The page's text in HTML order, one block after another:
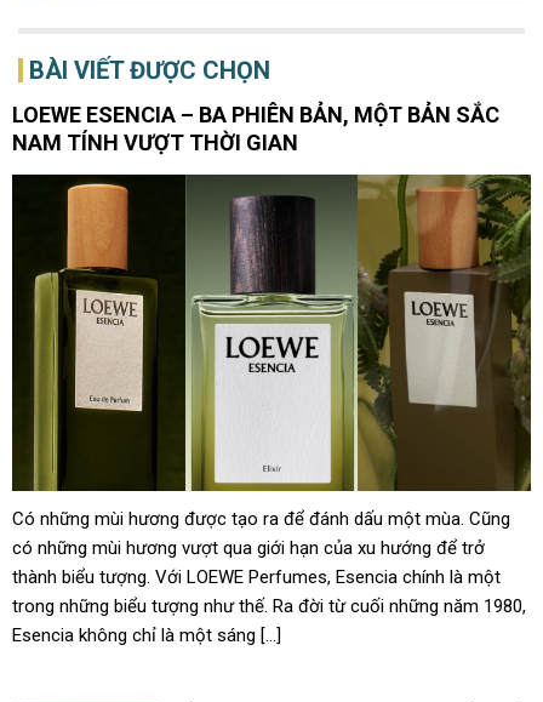
dự án đường sắt 266.000 tỷ đồng, rút ngắn thời gian từ
Đà Nẵng tới Hội An còn 20 phút
Vượt Trung Quốc, Việt Nam vừa đón tin cực vui tại Mỹ
Đế chế giày 1.100 cửa hàng tại Nhật Bản muốn tiến vào
Đông Nam Á
Lãi vài trăm tỷ mỗi năm nhờ giúp các đại gia săn “vàng
đen” ngoài khơi, DN đội trực thăng lớn nhất Việt Nam còn
sở hữu số cổ phiếu ngân hàng trị giá 16.700 tỷ
BÀI VIẾT ĐƯỢC CHỌN
LOEWE ESENCIA – BA PHIÊN BẢN, MỘT BẢN SẮC
NAM TÍNH VƯỢT THỜI GIAN
Có những mùi hương được tạo ra để đánh dấu một mùa. Cũng
có những mùi hương vượt qua giới hạn của xu hướng để trở
thành biểu tượng. Với LOEWE Perfumes, Esencia chính là một
trong những biểu tượng như thế. Ra đời từ cuối những năm 1980,
Esencia không chỉ là một sáng […]